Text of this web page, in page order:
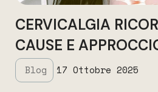
Blog 17 Ottobre 2025
CERVICALGIA
CAUSE E
OSTEOPATICO